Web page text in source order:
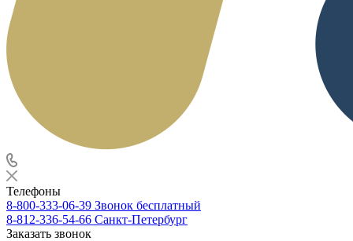
Телефоны
8-800-333-06-39 Звонок бесплатный
8-812-336-54-66 Санкт-Петербург
Заказать звонок